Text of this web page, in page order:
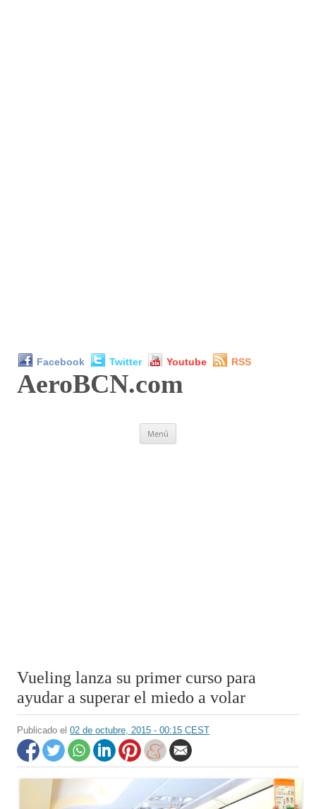
Facebook Twitter Youtube RSS
AeroBCN.com
Menú
Vueling lanza su primer curso para
ayudar a superar el miedo a volar
Publicado el 02 de octubre, 2015 - 00:15 CEST